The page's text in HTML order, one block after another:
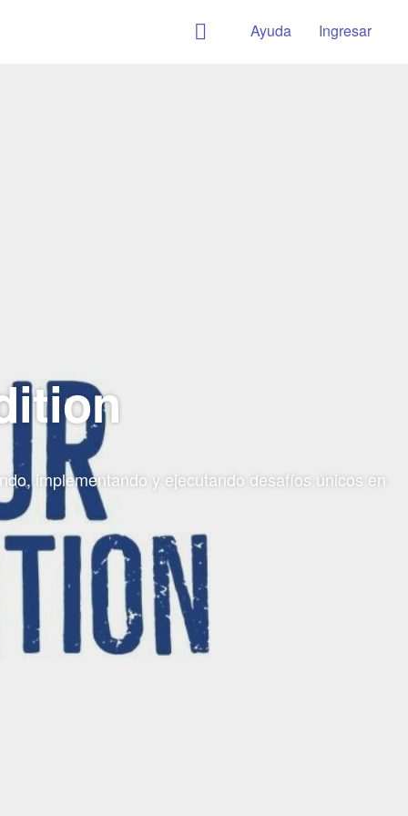
Ingresar
Ayuda
implementando y ejecutando desafíos únicos en